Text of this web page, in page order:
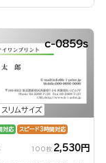
スリムサイズ
c-0859s
対応 スピード3時間対応
100枚 2,530円